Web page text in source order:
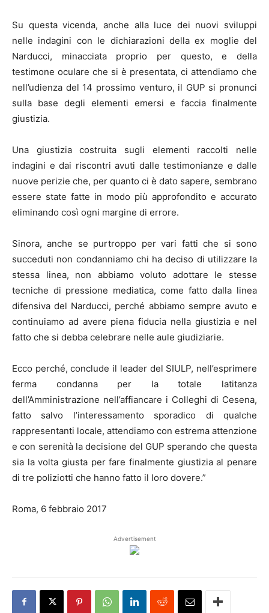
Su questa vicenda, anche alla luce dei nuovi sviluppi
nelle indagini con le dichiarazioni della ex moglie del
Narducci, minacciata proprio per questo, e della
testimone oculare che si è presentata, ci attendiamo che
nell’udienza del 14 prossimo venturo, il GUP si pronunci
sulla base degli elementi emersi e faccia finalmente
giustizia.
Una giustizia costruita sugli elementi raccolti nelle
indagini e dai riscontri avuti dalle testimonianze e dalle
nuove perizie che, per quanto ci è dato sapere, sembrano
essere state fatte in modo più approfondito e accurato
eliminando così ogni margine di errore.
Sinora, anche se purtroppo per vari fatti che si sono
succeduti non condanniamo chi ha deciso di utilizzare la
stessa linea, non abbiamo voluto adottare le stesse
tecniche di pressione mediatica, come fatto dalla linea
difensiva del Narducci, perché abbiamo sempre avuto e
continuiamo ad avere piena fiducia nella giustizia e nel
fatto che si debba celebrare nelle aule giudiziarie.
Ecco perché, conclude il leader del SIULP, nell’esprimere
ferma condanna per la totale latitanza
dell’Amministrazione nell’affiancare i Colleghi di Cesena,
fatto salvo l’interessamento sporadico di qualche
rappresentanti locale, attendiamo con estrema attenzione
e con serenità la decisione del GUP sperando che questa
sia la volta giusta per fare finalmente giustizia al penare
di tre poliziotti che hanno fatto il loro dovere.”
Roma, 6 febbraio 2017
Advertisement